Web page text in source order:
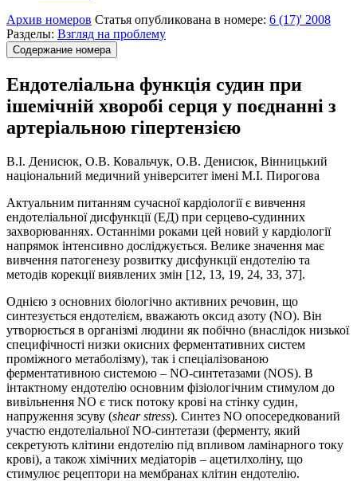
Архив номеров Статья опубликована в номере: 6 (17)' 2008
Разделы: Взгляд на проблему
Содержание номера
Ендотеліальна функція судин при
ішемічній хворобі серця у поєднанні з
артеріальною гіпертензією
В.І. Денисюк, О.В. Ковальчук, О.В. Денисюк, Вінницький
національний медичний університет імені М.І. Пирогова
Актуальним питанням сучасної кардіології є вивчення
ендотеліальної дисфункції (ЕД) при серцево-судинних
захворюваннях. Останніми роками цей новий у кардіології
напрямок інтенсивно досліджується. Велике значення має
вивчення патогенезу розвитку дисфункції ендотелію та
методів корекції виявлених змін [12, 13, 19, 24, 33, 37].
Однією з основних біологічно активних речовин, що
синтезується ендотелієм, вважають оксид азоту (NO). Він
утворюється в організмі людини як побічно (внаслідок низької
специфічності низки окисних ферментативних систем
проміжного метаболізму), так і спеціалізованою
ферментативною системою – NO-синтетазами (NOS). В
інтактному ендотелію основним фізіологічним стимулом до
вивільнення NO є тиск потоку крові на стінку судин,
напруження зсуву (shear stress). Синтез NO опосередкований
участю ендотеліальної NO-синтетази (ферменту, який
секретують клітини ендотелію під впливом ламінарного току
крові), а також хімічних медіаторів – ацетилхоліну, що
стимулює рецептори на мембранах клітин ендотелію.